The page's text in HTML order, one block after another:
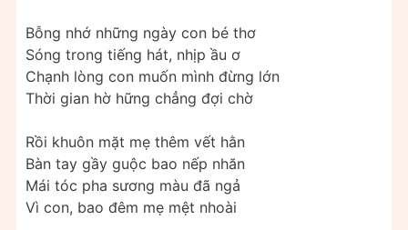
Bỗng nhớ những ngày con bé thơ
Sóng trong tiếng hát, nhịp ầu ơ
Chạnh lòng con muốn mình đừng lớn
Thời gian hờ hững chẳng đợi chờ
Rồi khuôn mặt mẹ thêm vết hằn
Bàn tay gầy guộc bao nếp nhăn
Mái tóc pha sương màu đã ngả
Vì con, bao đêm mẹ mệt nhoài